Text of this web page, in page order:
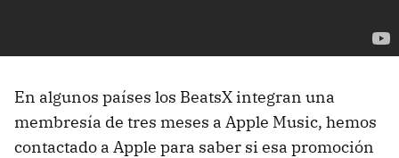
En algunos países los BeatsX integran una
membresía de tres meses a Apple Music, hemos
contactado a Apple para saber si esa promoción